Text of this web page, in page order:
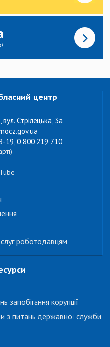
центр
Стрілецька, 3а
19, 0 800 219 710
роботодавцям
запобігання корупції
з питань державної служби